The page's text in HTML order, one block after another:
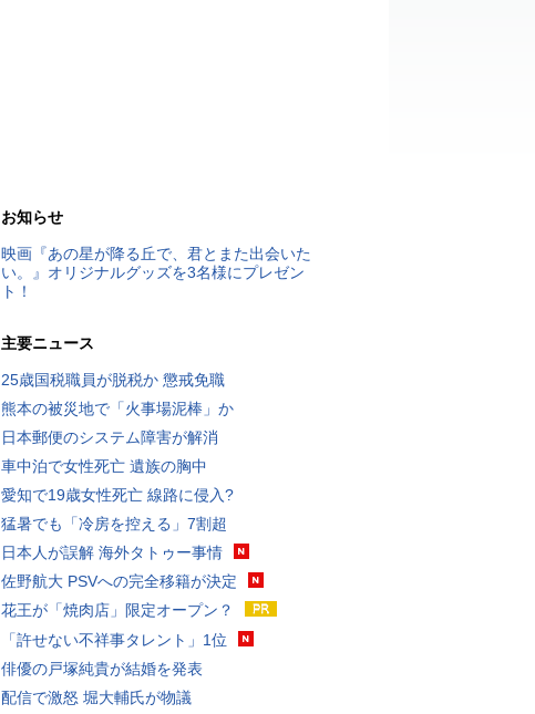
お知らせ
映画『あの星が降る丘で、君とまた出会いた
い。』オリジナルグッズを3名様にプレゼン
ト！
主要ニュース
25歳国税職員が脱税か 懲戒免職
熊本の被災地で「火事場泥棒」か
日本郵便のシステム障害が解消
車中泊で女性死亡 遺族の胸中
愛知で19歳女性死亡 線路に侵入?
猛暑でも「冷房を控える」7割超
日本人が誤解 海外タトゥー事情
佐野航大 PSVへの完全移籍が決定
花王が「焼肉店」限定オープン？
「許せない不祥事タレント」1位
俳優の戸塚純貴が結婚を発表
配信で激怒 堀大輔氏が物議